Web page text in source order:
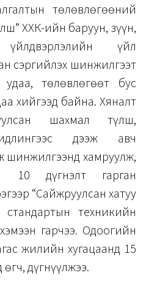
төлөвлөгөөний
ХХК-ийн баруун, зүүн,
үйл
сэргийлэх шинжилгээт
төлөвлөгөөт бус
хийгээд байна. Хяналт
шахмал түлш,
дээж авч
шинжилгээнд хамруулж,
10 дүгнэлт гарган
“Сайжруулсан хатуу
техникийн
гарчээ. Одоогийн
жилийн хугацаанд 15
дүгнүүлжээ.